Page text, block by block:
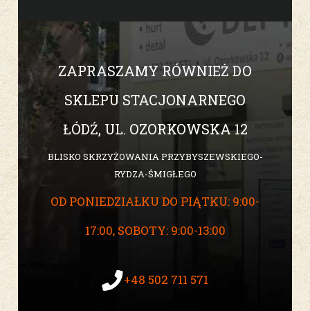
ZAPRASZAMY RÓWNIEŻ DO
SKLEPU STACJONARNEGO
ŁÓDŹ, UL. OZORKOWSKA 12
BLISKO SKRZYŻOWANIA PRZYBYSZEWSKIEGO-
RYDZA-ŚMIGŁEGO
OD PONIEDZIAŁKU DO PIĄTKU: 9:00-
17:00, SOBOTY: 9:00-13:00
+48 502 711 571